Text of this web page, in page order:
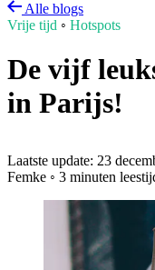
Alle blogs
Vrije tijd ◦ Hotspots
De vijf
in Parijs!
Laatste update: 23
Femke ◦ 3 minuten